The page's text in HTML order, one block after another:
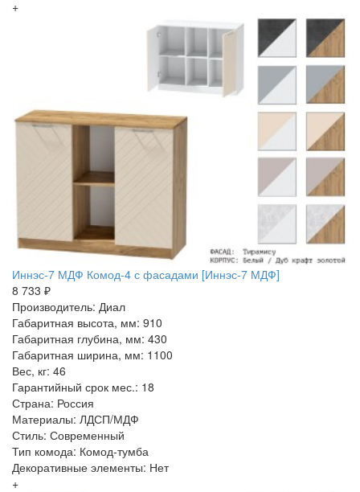
+
Иннэс-7 МДФ Комод-4 с фасадами [Иннэс-7 МДФ]
8 733 ₽
Производитель: Диал
Габаритная высота, мм: 910
Габаритная глубина, мм: 430
Габаритная ширина, мм: 1100
Вес, кг: 46
Гарантийный срок мес.: 18
Страна: Россия
Материалы: ЛДСП/МДФ
Стиль: Современный
Тип комода: Комод-тумба
Декоративные элементы: Нет
+